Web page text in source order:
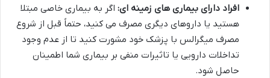
افراد دارای بیماری های زمینه ای: اگر به بیماری خاصی مبتلا
هستید یا داروهای دیگری مصرف می کنید، حتماً قبل از شروع
مصرف میگرالس با پزشک خود مشورت کنید تا از عدم وجود
تداخلات دارویی یا تاثیرات منفی بر بیماری شما اطمینان
حاصل شود.